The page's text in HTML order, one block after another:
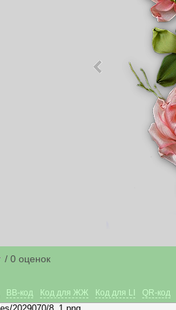
/ 0оценок
BB-код Код для ЖЖ Код для LI QR-код